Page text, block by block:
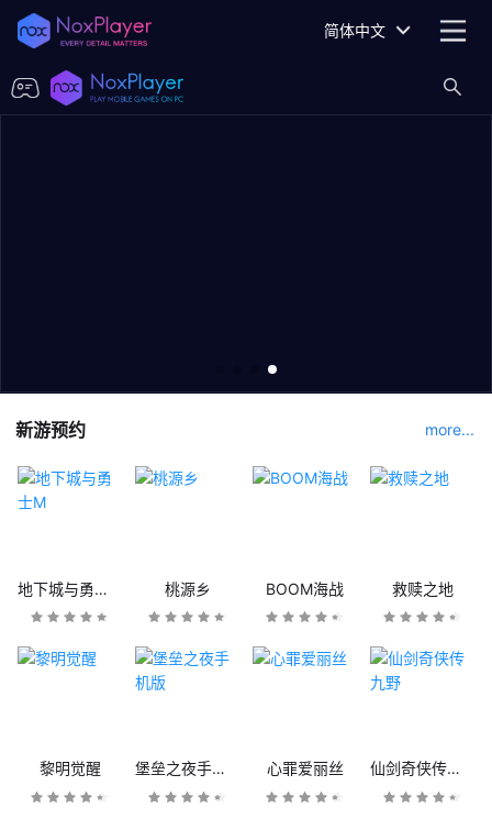
简体中文
新游预约 more...
地下城与勇士M 桃源乡 BOOM海战 救赎之地
黎明觉醒 堡垒之夜手机版 心罪爱丽丝 仙剑奇侠传九野